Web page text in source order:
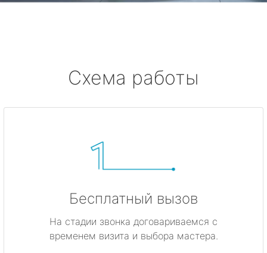
Схема работы
Бесплатный вызов
На стадии звонка договариваемся с
временем визита и выбора мастера.